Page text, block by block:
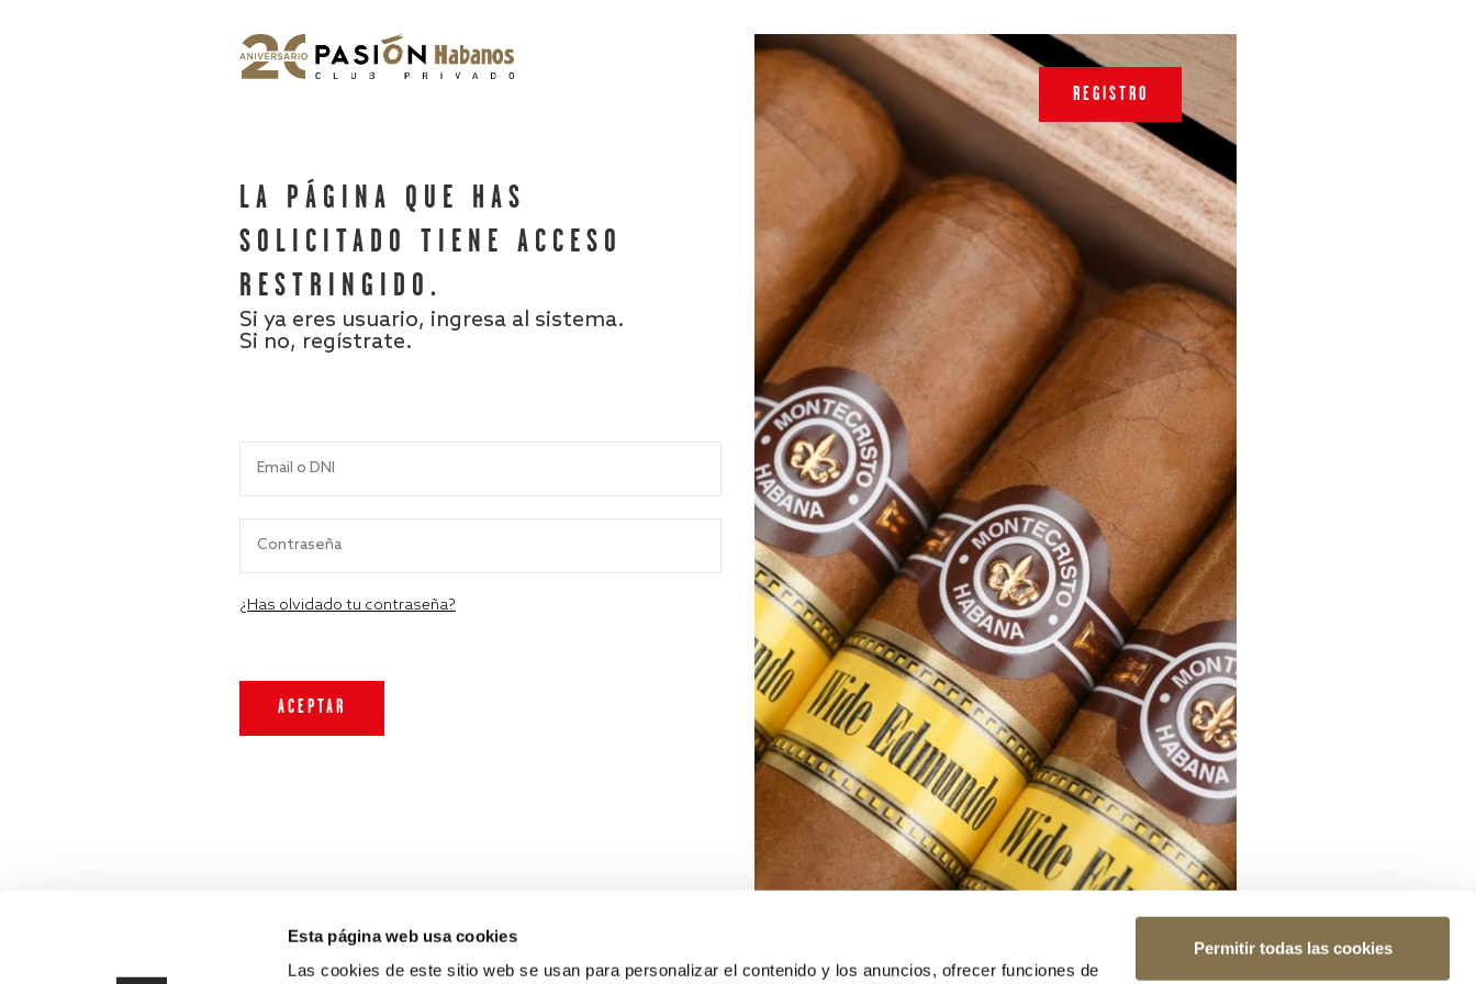
Esta página web usa cookies
Las cookies de este sitio web se usan para personalizar el contenido y los anuncios, ofrecer funciones de
Permitir todas las cookies
LA PÁGINA QUE HAS
SOLICITADO TIENE ACCESO
RESTRINGIDO.
Si ya eres usuario, ingresa al sistema.
Si no, regístrate.
¿Has olvidado tu contraseña?
REGISTRO